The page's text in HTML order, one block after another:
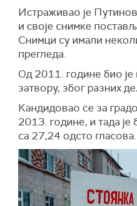
Истраживао је
и своје снимке
Снимци су имали
прегледа.
Од 2011. године био
затвору, због разних
Кандидовао се за
2013. године, и тада
са 27,24 одсто гласова.